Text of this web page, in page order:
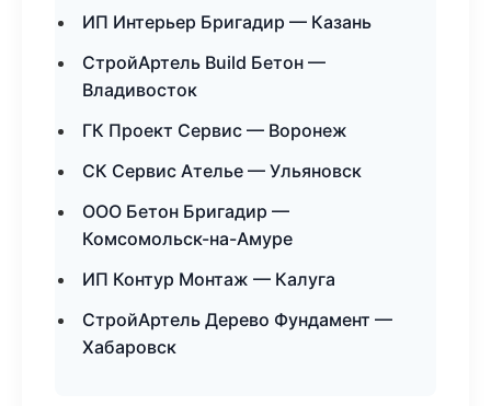
ИП Интерьер Бригадир — Казань
СтройАртель Build Бетон —
Владивосток
ГК Проект Сервис — Воронеж
СК Сервис Ателье — Ульяновск
ООО Бетон Бригадир —
Комсомольск-на-Амуре
ИП Контур Монтаж — Калуга
СтройАртель Дерево Фундамент —
Хабаровск